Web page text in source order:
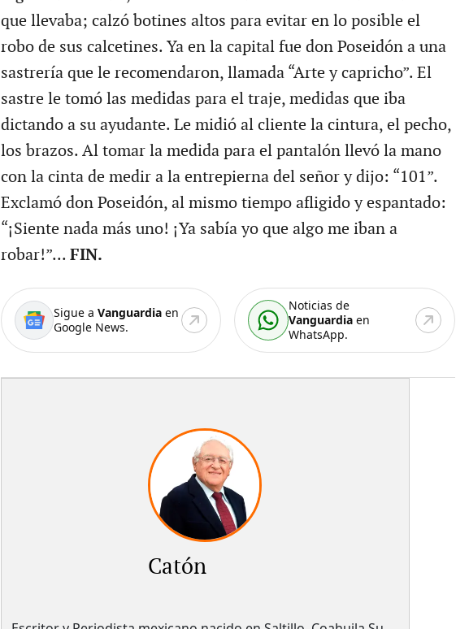
que llevaba; calzó botines altos para evitar en lo posible el
robo de sus calcetines. Ya en la capital fue don Poseidón a una
sastrería que le recomendaron, llamada “Arte y capricho”. El
sastre le tomó las medidas para el traje, medidas que iba
dictando a su ayudante. Le midió al cliente la cintura, el pecho,
los brazos. Al tomar la medida para el pantalón llevó la mano
con la cinta de medir a la entrepierna del señor y dijo: “101”.
Exclamó don Poseidón, al mismo tiempo afligido y espantado:
“¡Siente nada más uno! ¡Ya sabía yo que algo me iban a
robar!”... FIN.
Sigue a Vanguardiaen
Google News.
Noticias de
Vanguardia en
WhatsApp.
Catón